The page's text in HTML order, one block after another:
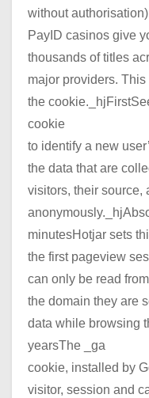
without
PayID casinos give
thousands of titles
major providers.
the
cookie
to identify a new
the data that are
visitors, their source,
minutesHotjar sets
the first pageview
can only be read from
the domain they are
data while browsing
yearsThe _ga
cookie, installed by
visitor, session and